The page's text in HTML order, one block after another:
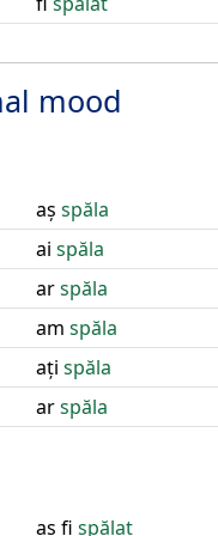
mood
aș spăla
ai spăla
arspăla
am spăla
ați spăla
arspăla
aș fi spălat